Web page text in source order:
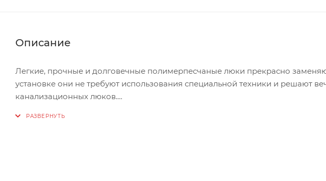
Описание
Легкие, прочные и долговечные полимерпесчаные люки прекрасно
установке они не требуют использования специальной техники и решают
канализационных люков.